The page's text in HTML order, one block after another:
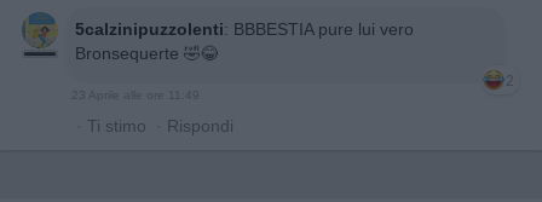
5calzinipuzzolenti: BBBESTIA pure lui vero
Bronsequerte 🤣😂
2
23 Aprile alle ore 11:49
· Ti stimo · Rispondi